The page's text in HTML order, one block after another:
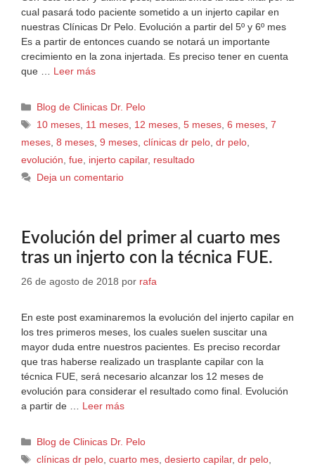
cual pasará todo paciente sometido a un injerto capilar en
nuestras Clínicas Dr Pelo. Evolución a partir del 5º y 6º mes
Es a partir de entonces cuando se notará un importante
crecimiento en la zona injertada. Es preciso tener en cuenta
que … Leer más
Blog de Clinicas Dr. Pelo
10 meses, 11 meses, 12 meses,5 meses,6 meses,7
meses, 8 meses, 9 meses, clínicas dr pelo, dr pelo,
evolución, fue, injerto capilar, resultado
Deja un comentario
Evolución del primer al cuarto mes
tras un injerto con la técnica FUE.
26 de agosto de 2018 por rafa
En este post examinaremos la evolución del injerto capilar en
los tres primeros meses, los cuales suelen suscitar una
mayor duda entre nuestros pacientes. Es preciso recordar
que tras haberse realizado un trasplante capilar con la
técnica FUE, será necesario alcanzar los 12 meses de
evolución para considerar el resultado como final. Evolución
a partir de … Leer más
Blog de Clinicas Dr. Pelo
clínicas dr pelo,cuarto mes,desierto capilar,dr pelo,